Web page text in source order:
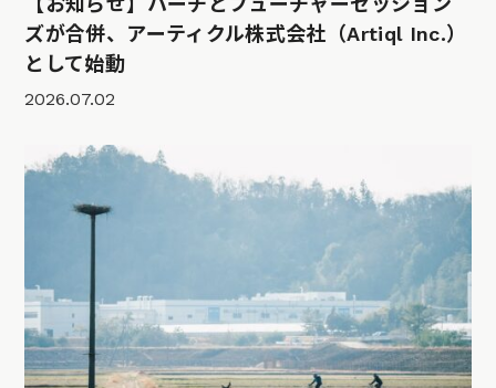
ズが合併、アーティクル株式会社（Artiql Inc.）
として始動
2026.07.02